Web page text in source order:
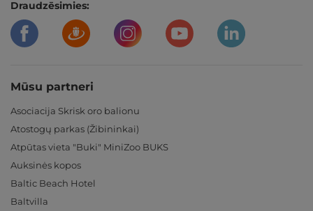
Draudzēsimies:
Mūsu partneri
Asociacija Skrisk oro balionu
Atostogų parkas (Žibininkai)
Atpūtas vieta "Buki" MiniZoo BUKS
Auksinės kopos
Baltic Beach Hotel
Baltvilla